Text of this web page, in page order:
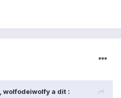
wolfodeiwolfy a dit :